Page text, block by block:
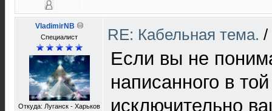
VladimirNB
Специалист
Откуда: Луганск - Харьков
RE: Кабельная тема. /
Если вы не
написанного в
исключительно